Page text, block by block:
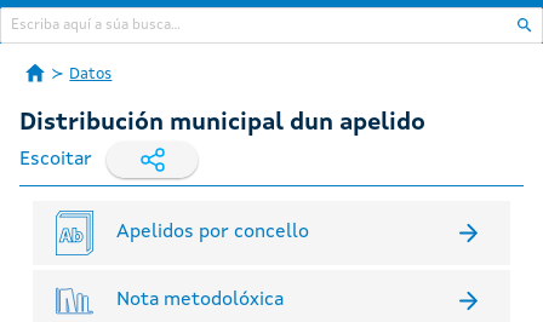
Datos
Distribución municipal dun apelido
Escoitar
Apelidos por concello
Nota metodolóxica